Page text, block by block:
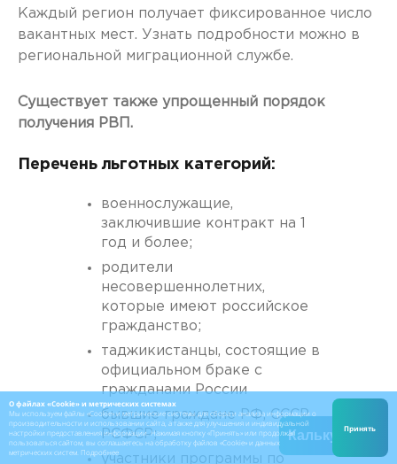
Каждый регион получает фиксированное число
вакантных мест. Узнать подробности можно в
региональной миграционной службе.
Существует также упрощенный порядок
получения РВП.
Перечень льготных категорий:
военнослужащие,
заключившие контракт на 1
год и более;
родители
несовершеннолетних,
которые имеют российское
гражданство;
таджикистанцы, состоящие в
официальном браке с
гражданами России
бывшие граждане РФ, СССР,
РСФСР;
участники программы по
Калькулятор
О файлах «Cookie» и метрических системах
Мы используем файлы «Cookie» и метрические системы для сбора и анализа информации о
производительности и использовании сайта, а также для улучшения и индивидуальной
настройки предоставления информации. Нажимая кнопку «Принять» или продолжая
пользоваться сайтом, вы соглашаетесь на обработку файлов «Cookie» и данных
метрических систем. Подробнее
Принять